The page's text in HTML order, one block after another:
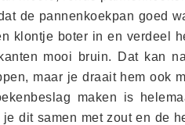
de pannenkoekpan goed
klontje boter in en verdeel
mooi bruin. Dat kan
maar je draait hem ook
maken is
dit samen met zout en de